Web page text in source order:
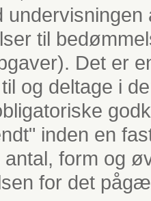
til
Det er
og deltage i
inden en
form og
for det